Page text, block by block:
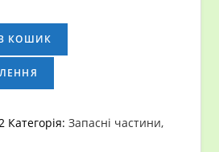
КОШИК
Категорія:Запасні частини,